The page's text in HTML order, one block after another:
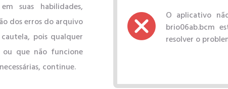
O aplicativo
brio06ab.bcm
resolver o
suas habilidades,
dos erros do arquivo
pois qualquer
que não funcione
continue.